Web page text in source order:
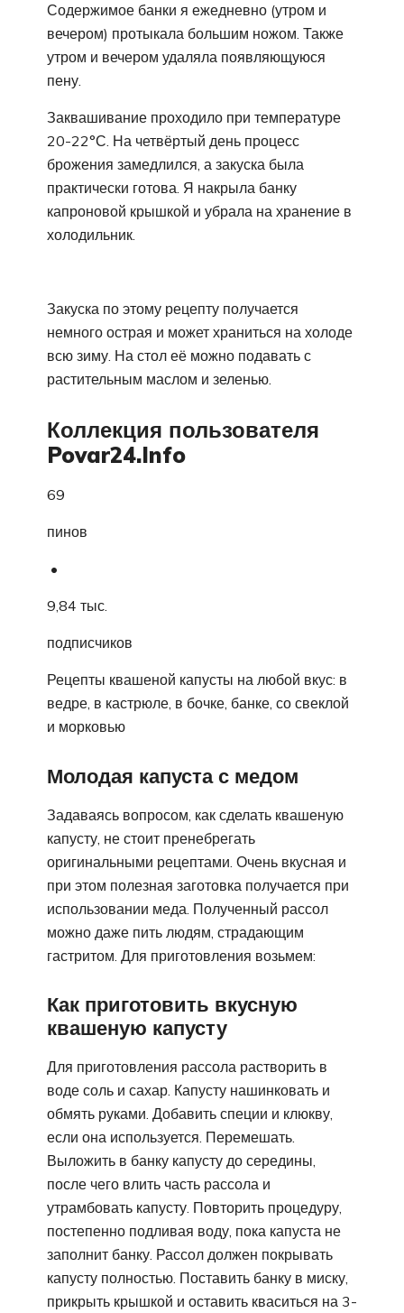
Содержимое банки я ежедневно (утром и
вечером) протыкала большим ножом. Также
утром и вечером удаляла появляющуюся
пену.
Заквашивание проходило при температуре
20-22°С. На четвёртый день процесс
брожения замедлился, а закуска была
практически готова. Я накрыла банку
капроновой крышкой и убрала на хранение в
холодильник.
Закуска по этому рецепту получается
немного острая и может храниться на холоде
всю зиму. На стол её можно подавать с
растительным маслом и зеленью.
Коллекция пользователя
Povar24.Info
69
пинов
•
9,84 тыс.
подписчиков
Рецепты квашеной капусты на любой вкус: в
ведре, в кастрюле, в бочке, банке, со свеклой
и морковью
Молодая капуста с медом
Задаваясь вопросом, как сделать квашеную
капусту, не стоит пренебрегать
оригинальными рецептами. Очень вкусная и
при этом полезная заготовка получается при
использовании меда. Полученный рассол
можно даже пить людям, страдающим
гастритом. Для приготовления возьмем:
Как приготовить вкусную
квашеную капусту
Для приготовления рассола растворить в
воде соль и сахар. Капусту нашинковать и
обмять руками. Добавить специи и клюкву,
если она используется. Перемешать.
Выложить в банку капусту до середины,
после чего влить часть рассола и
утрамбовать капусту. Повторить процедуру,
постепенно подливая воду, пока капуста не
заполнит банку. Рассол должен покрывать
капусту полностью. Поставить банку в миску,
прикрыть крышкой и оставить кваситься на 3-